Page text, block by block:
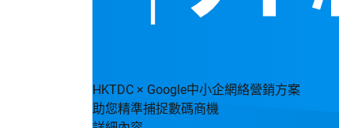
HKTDC × Google中小企網絡營銷方案
助您精準捕捉數碼商機